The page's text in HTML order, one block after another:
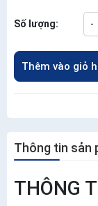
Số lượng: -
Thêm vào giỏ
Thông tin sản
THÔNG